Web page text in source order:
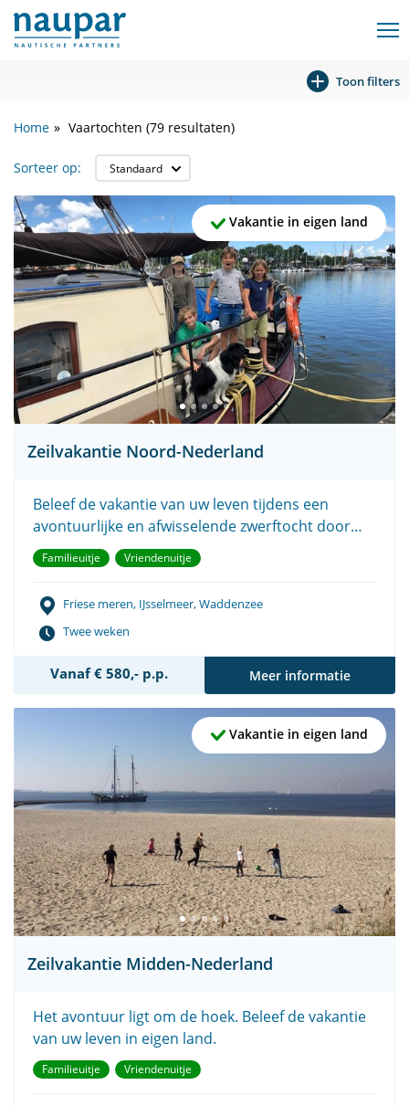
Toon filters
Home Vaartochten (79 resultaten)
Sorteer op:
Vakantie in eigen land
Zeilvakantie Noord-Nederland
Beleef de vakantie van uw leven tijdens een
avontuurlijke en afwisselende zwerftocht door
Noord-Nederland.
Familieuitje Vriendenuitje
Friese meren, IJsselmeer, Waddenzee
Twee weken
Vanaf € 580,- p.p. Meer informatie
Vakantie in eigen land
Zeilvakantie Midden-Nederland
Het avontuur ligt om de hoek. Beleef de vakantie
van uw leven in eigen land.
Familieuitje Vriendenuitje